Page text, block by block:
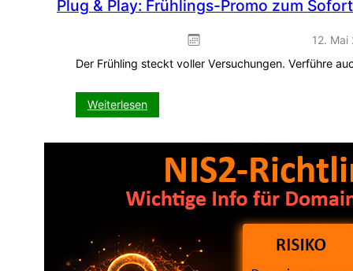
Plug & Play: Frühlings-Promo zum
12. Mai
Der Frühling steckt voller Versuchungen. Verführe
Weiterlesen:
Plug
Play:
Frühlings-
Promo
zum
Einbinden